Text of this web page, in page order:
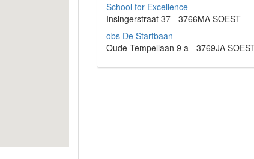
School for Excellence
Insingerstraat 37 - 3766MA SOEST
obs De Startbaan
Oude Tempellaan 9 a - 3769JA